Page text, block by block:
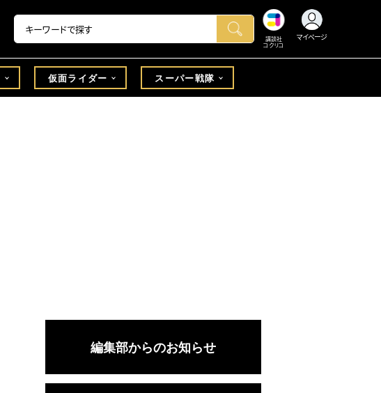
講談社
コクリコ
マイページ
仮面ライダー スーパー戦隊
編集部からのお知らせ